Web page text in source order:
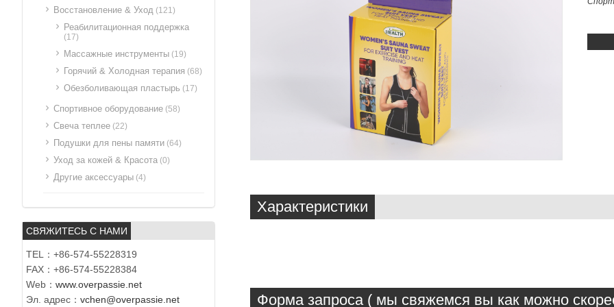
Характеристики
Форма запроса ( мы свяжемся вы как можно
Восстановление & Уход (121)
Реабилитационная поддержка
(17)
Массажные инструменты (19)
Горячий & Холодная терапия (68)
Обезболивающая пластырь (17)
Спортивное оборудование (58)
Свеча теплее (22)
Подушки для пены памяти (64)
Уход за кожей & Красота (0)
Другие аксессуары (4)
СВЯЖИТЕСЬ С НАМИ
TEL：+86-574-55228319
FAX：+86-574-55228384
Web： www.overpassie.net
Эл. адрес： vchen@overpassie.net